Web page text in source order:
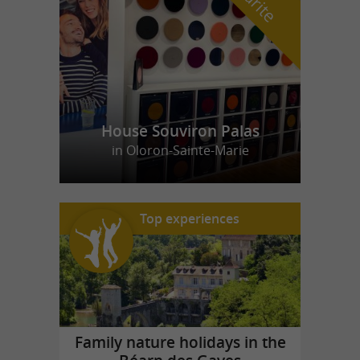
House Souviron Palas
in Oloron-Sainte-Marie
Top experiences
Family nature holidays in the